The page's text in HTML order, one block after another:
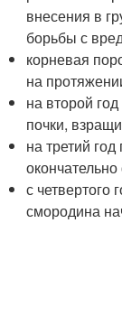
внесения в
борьбы с
корневая
на
на второй
почки,
на третий
с четвертого
смородина